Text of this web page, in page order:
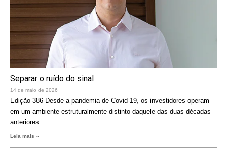
Separar o ruído do sinal
14 de maio de 2026
Edição 386 Desde a pandemia de Covid-19, os investidores operam
em um ambiente estruturalmente distinto daquele das duas décadas
anteriores.
Leia mais »